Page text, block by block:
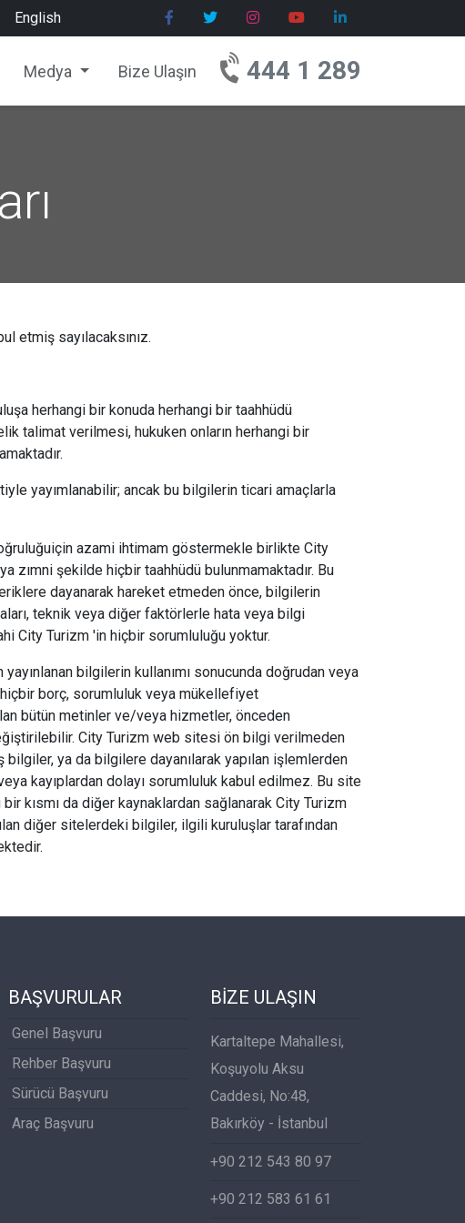
English
Medya Bize Ulaşın 444 1 289
etmiş sayılacaksınız.
herhangi bir konuda herhangi bir taahhüdü
talimat verilmesi, hukuken onların herhangi bir
yayımlanabilir; ancak bu bilgilerin ticari amaçlarla
azami ihtimam göstermekle birlikte City
zımni şekilde hiçbir taahhüdü bulunmamaktadır. Bu
dayanarak hareket etmeden önce, bilgilerin
teknik veya diğer faktörlerle hata veya bilgi
City Turizm 'in hiçbir sorumluluğu yoktur.
bilgilerin kullanımı sonucunda doğrudan veya
borç, sorumluluk veya mükellefiyet
bütün metinler ve/veya hizmetler, önceden
City Turizm web sitesi ön bilgi verilmeden
bilgiler, ya da bilgilere dayanılarak yapılan işlemlerden
kayıplardan dolayı sorumluluk kabul edilmez. Bu site
kısmı da diğer kaynaklardan sağlanarak City Turizm
diğer sitelerdeki bilgiler, ilgili kuruluşlar tarafından
BAŞVURULAR
Genel Başvuru
Rehber Başvuru
Sürücü Başvuru
Araç Başvuru
BİZE ULAŞIN
Kartaltepe Mahallesi,
Koşuyolu Aksu
Caddesi, No:48,
Bakırköy - İstanbul
+90 212 543 80 97
+90 212 583 61 61